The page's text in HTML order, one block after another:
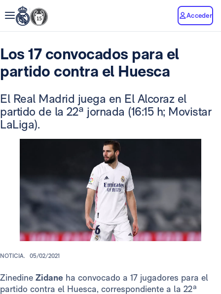
Acceder
Los 17 convocados para el
partido contra el Huesca
El Real Madrid juega en El Alcoraz el
partido de la 22ª jornada (16:15 h; Movistar
LaLiga).
NOTICIA. 05/02/2021
Zinedine Zidane ha convocado a 17 jugadores para el
partido contra el Huesca, correspondiente a la 22ª